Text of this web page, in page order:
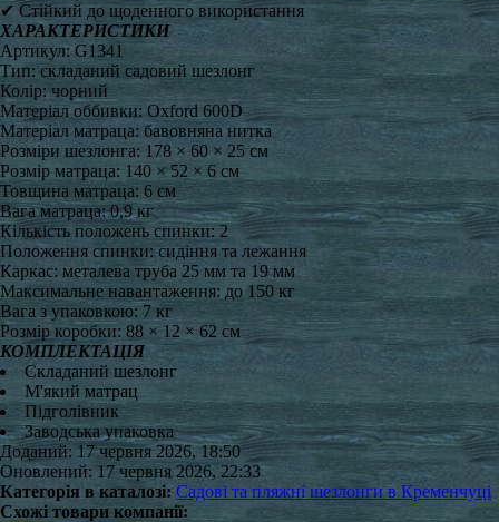
✔ Стійкий до щоденного використання
ХАРАКТЕРИСТИКИ
Артикул: G1341
Тип: складаний садовий шезлонг
Колір: чорний
Матеріал оббивки: Oxford 600D
Матеріал матраца: бавовняна нитка
Розміри шезлонга: 178 × 60 × 25 см
Розмір матраца: 140 × 52 × 6 см
Товщина матраца: 6 см
Вага матраца: 0,9 кг
Кількість положень спинки: 2
Положення спинки: сидіння та лежання
Каркас: металева труба 25 мм та 19 мм
Максимальне навантаження: до 150 кг
Вага з упаковкою: 7 кг
Розмір коробки: 88 × 12 × 62 см
КОМПЛЕКТАЦІЯ
Складаний шезлонг
М'який матрац
Підголівник
Заводська упаковка
Доданий: 17 червня 2026, 18:50
Оновлений: 17 червня 2026, 22:33
Категорія в каталозі: Садові та пляжні шезлонги в Кременчуці
Схожі товари компанії: